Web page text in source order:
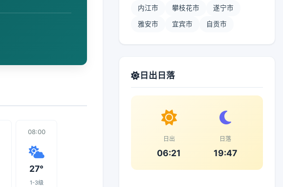
08:00
27°
1-3级
内江市 攀枝花市 遂宁市
雅安市 宜宾市 自贡市
日出日落
日出
06:21
日落
19:47